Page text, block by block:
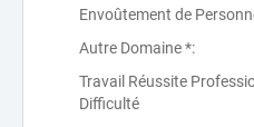
Envoûtement de
Autre Domaine *:
Travail Réussite
Difficulté